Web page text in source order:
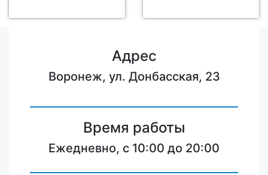
Адрес
Воронеж, ул. Донбасская, 23
Время работы
Ежедневно, с 10:00 до 20:00